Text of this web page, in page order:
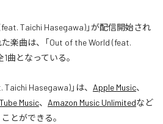
Taichi Hasegawa)」が配信開始され
楽曲は、「Out of the World (feat.
曲となっている。
Taichi Hasegawa)」は、 Apple Music、
Music、 Amazon Music Unlimitedなど
とができる。